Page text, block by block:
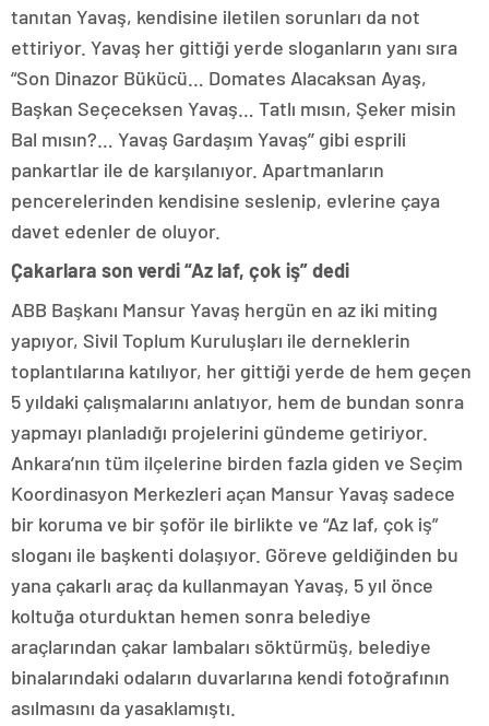
tanıtan Yavaş, kendisine iletilen sorunları da not
ettiriyor. Yavaş her gittiği yerde sloganların yanı sıra
“Son Dinazor Bükücü… Domates Alacaksan Ayaş,
Başkan Seçeceksen Yavaş… Tatlı mısın, Şeker misin
Bal mısın?… Yavaş Gardaşım Yavaş’’ gibi esprili
pankartlar ile de karşılanıyor. Apartmanların
pencerelerinden kendisine seslenip, evlerine çaya
davet edenler de oluyor.
Çakarlara son verdi “Az laf, çok iş” dedi
ABB Başkanı Mansur Yavaş hergün en az iki miting
yapıyor, Sivil Toplum Kuruluşları ile derneklerin
toplantılarına katılıyor, her gittiği yerde de hem geçen
5 yıldaki çalışmalarını anlatıyor, hem de bundan sonra
yapmayı planladığı projelerini gündeme getiriyor.
Ankara’nın tüm ilçelerine birden fazla giden ve Seçim
Koordinasyon Merkezleri açan Mansur Yavaş sadece
bir koruma ve bir şoför ile birlikte ve “Az laf, çok iş”
sloganı ile başkenti dolaşıyor. Göreve geldiğinden bu
yana çakarlı araç da kullanmayan Yavaş, 5 yıl önce
koltuğa oturduktan hemen sonra belediye
araçlarından çakar lambaları söktürmüş, belediye
binalarındaki odaların duvarlarına kendi fotoğrafının
asılmasını da yasaklamıştı.